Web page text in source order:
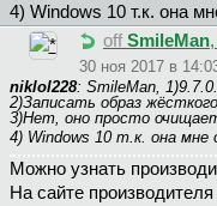
4) Windows 10 т.к. она
off SmileMan
30 ноя 2017 в
niklol228: SmileMan,
2)Записать образ
3)Нет, оно просто
4) Windows 10 т.к. она мне
Можно узнать
На сайте